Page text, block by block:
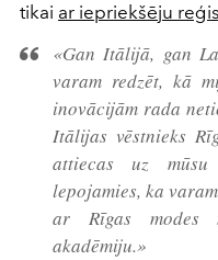
tikai ar iepriekšēju
«Gan Itālijā, gan
varam redzēt, kā
inovācijām rada
Itālijas vēstnieks
attiecas uz
lepojamies, ka
ar Rīgas modes
akadēmiju.»